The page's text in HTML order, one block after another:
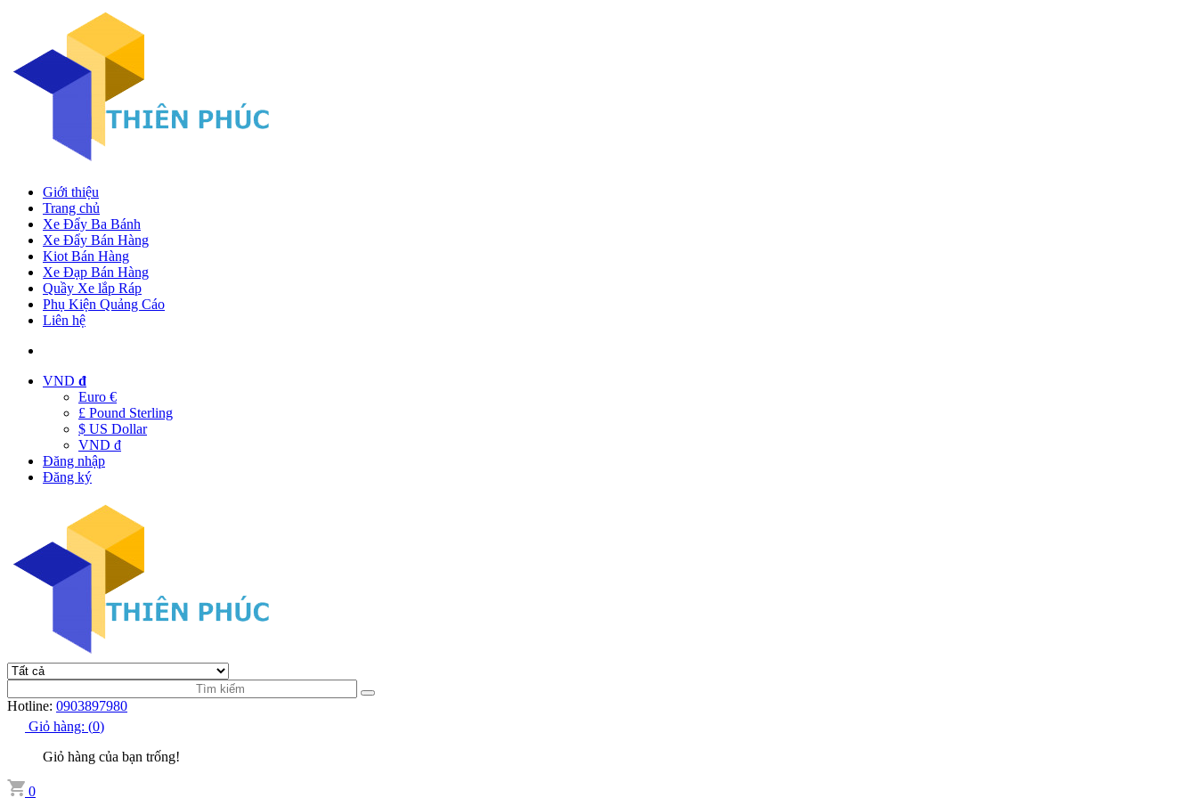
Giới thiệu
Trang chủ
Xe Đẩy Ba Bánh
Xe Đẩy Bán Hàng
Kiot Bán Hàng
Xe Đạp Bán Hàng
Quầy Xe lắp Ráp
Phụ Kiện Quảng Cáo
Liên hệ
VND đ
Euro €
£ Pound Sterling
$ US Dollar
VND đ
Đăng nhập
Đăng ký
Hotline: 0903897980
Giỏ hàng: (0)
Giỏ hàng của bạn trống!
0